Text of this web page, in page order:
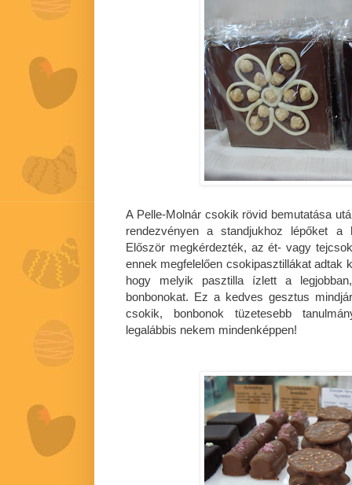
A Pelle-Molnár csokik rövid bemutatása
rendezvényen a standjukhoz lépőket a
Először megkérdezték, az ét- vagy
ennek megfelelően csokipasztillákat adtak
hogy melyik pasztilla ízlett a
bonbonokat. Ez a kedves gesztus
csokik, bonbonok tüzetesebb
legalábbis nekem mindenképpen!